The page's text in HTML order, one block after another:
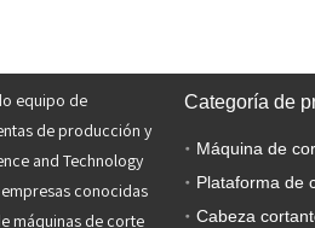
equipo de
de producción y
and Technology
empresas conocidas
máquinas de corte
Categoría de
Plataforma de
Cabeza